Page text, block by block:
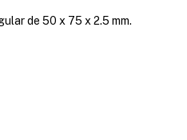
de 50 x 75 x 2.5 mm.